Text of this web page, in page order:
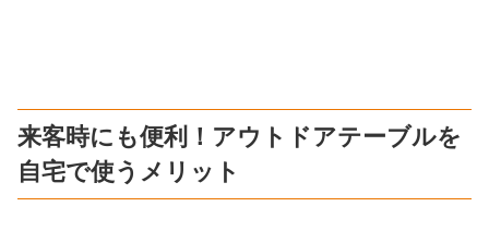
来客時にも便利！アウトドアテーブルを
自宅で使うメリット